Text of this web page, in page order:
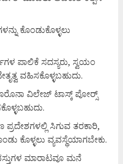
ಕೊಂಡುಕೊಳ್ಳಲು
ಪಾಲಿಕೆ ಸದಸ್ಯರು, ಸ್ವಯಂ
ವಹಿಸಕೊಳ್ಳಬಹುದು.
ವಿಲೇಜ್ ಟಾಸ್ಕ್ ಪೋರ್‍ಸ್
ಪ್ರದೇಶಗಳಲ್ಲಿ ಸಿಗುವ ತರಕಾರಿ,
ಕೊಳ್ಳಲು ವ್ಯವಸ್ಥೆಯಾಗಬೇಕು.
ಮಾರಾಟವೂ ಮನೆ